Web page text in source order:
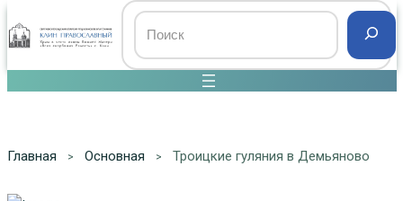
Главная Основная Троицкие гуляния в Демьяново